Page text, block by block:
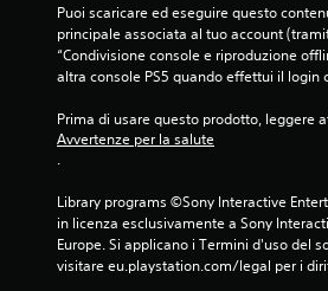
Puoi scaricare ed eseguire questo
principale associata al tuo account
“Condivisione console e riproduzione
altra console PS5 quando effettui il login
Prima di usare questo prodotto, leggere
Avvertenze per la salute
.
Library programs ©Sony Interactive
in licenza esclusivamente a Sony
Europe. Si applicano i Termini d'uso del
visitare eu.playstation.com/legal per i